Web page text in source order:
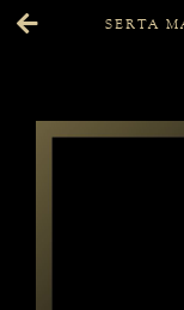
SERTA